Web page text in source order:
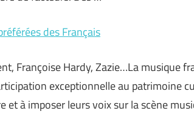
des Français
Françoise Hardy, Zazie…La musique
exceptionnelle au patrimoine
et à imposer leurs voix sur la scène